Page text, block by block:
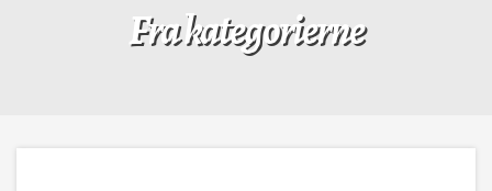
Fra kategorierne